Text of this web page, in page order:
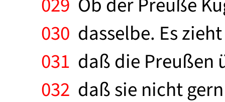
030 dasselbe. Es
031 daß die Preußen
032 daß sie nicht